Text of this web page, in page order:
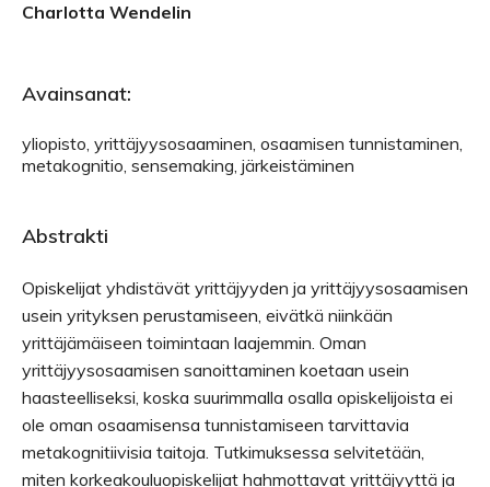
Charlotta Wendelin
Avainsanat:
yliopisto, yrittäjyysosaaminen, osaamisen tunnistaminen,
metakognitio, sensemaking, järkeistäminen
Abstrakti
Opiskelijat yhdistävät yrittäjyyden ja yrittäjyysosaamisen
usein yrityksen perustamiseen, eivätkä niinkään
yrittäjämäiseen toimintaan laajemmin. Oman
yrittäjyysosaamisen sanoittaminen koetaan usein
haasteelliseksi, koska suurimmalla osalla opiskelijoista ei
ole oman osaamisensa tunnistamiseen tarvittavia
metakognitiivisia taitoja. Tutkimuksessa selvitetään,
miten korkeakouluopiskelijat hahmottavat yrittäjyyttä ja